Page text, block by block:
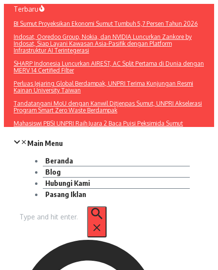
Lewati
konten
Terbaru
BI Sumut Proyeksikan Ekonomi Sumut Tumbuh 5,7 Persen Tahun 2026
Indosat, Ooredoo Group, Nokia, dan NVIDIA Luncurkan Zankore by
Indosat, Siap Layani Kawasan Asia-Pasifik dengan Platform
Infrastruktur AI Terintegerasi
SHARP Indonesia Luncurkan AIREST, AC Split Pertama di Dunia dengan
MERV 14 Certified Filter
Perluas Jejaring Global Berdampak, UNPRI Terima Kunjungan Resmi
Kainan University Taiwan
Tandatangani MoU dengan Kanwil Ditjenpas Sumut, UNPRI Akselerasi
Program Smart Zero Waste Berdampak
Mahasiswi PBSI UNPRI Raih Juara 2 Baca Puisi Peksimida Sumut
Main Menu
Beranda
Blog
Hubungi Kami
Pasang Iklan
untuk: